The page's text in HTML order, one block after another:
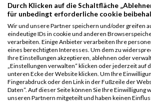
Legende:
GPos = Geschlechter Position, KPos =
Team Position, DNS = Did not start, DNF = Did
Disqualifiziert
Durch Klicken auf die Schaltfläche
für unbedingt erforderliche cookie
Wir und unsere Partner speichern und/oder greifen
eindeutige IDs in cookie und anderen
verarbeiten. Einige Anbieter verarbeiten Ihre
eines berechtigten Interesses. Um dem zu
Ihre Einstellungen akzeptieren, ablehnen oder
„Einstellungen verwalten“ klicken oder jederzeit auf
unteren Ecke der Website klicken. Um Ihre
Fingerabdruck oder den Link in der Fußzeile der
Daten“. Auf dieser Seite können Sie Ihre
unseren Partnern mitgeteilt und haben keinen